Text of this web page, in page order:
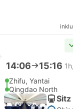
14:06 15:16
Zhifu, Yantai
Qingdao North